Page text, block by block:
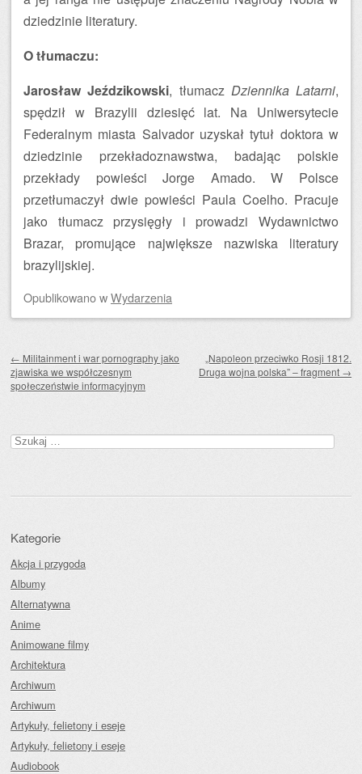
dziedzinie literatury.
O tłumaczu:
Jarosław Jeździkowski, tłumacz Dziennika Latarni,
spędził w Brazylii dziesięć lat. Na Uniwersytecie
Federalnym miasta Salvador uzyskał tytuł doktora w
dziedzinie przekładoznawstwa, badając polskie
przekłady powieści Jorge Amado. W Polsce
przetłumaczył dwie powieści Paula Coelho. Pracuje
jako tłumacz przysięgły i prowadzi Wydawnictwo
Brazar, promujące największe nazwiska literatury
brazylijskiej.
OpublikowanowWydarzenia
← Militainment i war pornography jako
zjawiska we współczesnym
społeczeństwie informacyjnym
„Napoleon przeciwko Rosji 1812.
Druga wojna polska” – fragment →
Szukaj:
Kategorie
Akcja i przygoda
Albumy
Alternatywna
Anime
Animowane filmy
Architektura
Archiwum
Archiwum
Artykuły, felietony i eseje
Artykuły, felietony i eseje
Audiobook